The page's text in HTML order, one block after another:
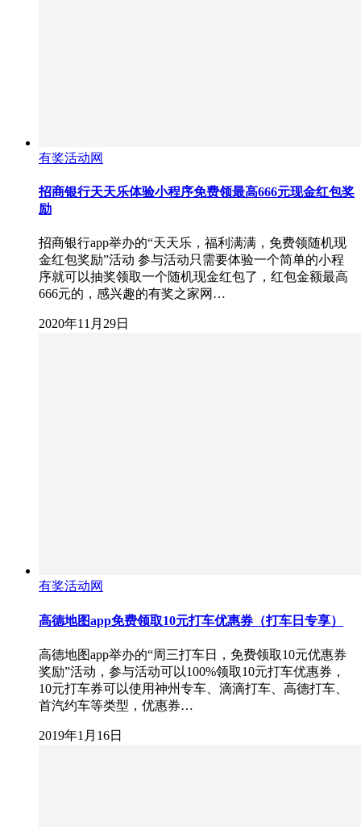
有奖活动网
招商银行天天乐体验小程序免费领最高666元现金红包奖
励
招商银行app举办的“天天乐，福利满满，免费领随机现
金红包奖励”活动 参与活动只需要体验一个简单的小程
序就可以抽奖领取一个随机现金红包了，红包金额最高
666元的，感兴趣的有奖之家网…
2020年11月29日
有奖活动网
高德地图app免费领取10元打车优惠券（打车日专享）
高德地图app举办的“周三打车日，免费领取10元优惠券
奖励”活动，参与活动可以100%领取10元打车优惠券，
10元打车券可以使用神州专车、滴滴打车、高德打车、
首汽约车等类型，优惠券…
2019年1月16日